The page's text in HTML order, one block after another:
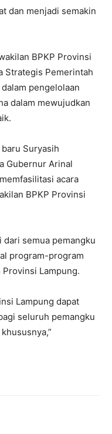
dan menjadi semakin
BPKP Provinsi
Strategis Pemerintah
pengelolaan
dalam mewujudkan
Suryasih
Gubernur Arinal
acara
BPKP Provinsi
semua pemangku
program-program
Lampung.
Lampung dapat
seluruh pemangku